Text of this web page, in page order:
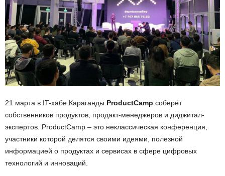
21 марта в IT-хабе Караганды ProductCamp соберёт
собственников продуктов, продакт-менеджеров и диджитал-
экспертов. ProductCamp – это неклассическая конференция,
участники которой делятся своими идеями, полезной
информацией о продуктах и сервисах в сфере цифровых
технологий и инноваций.